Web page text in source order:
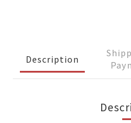
Description